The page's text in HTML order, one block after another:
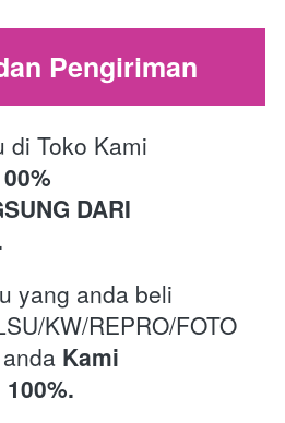
Pengiriman
DARI
yang anda beli
KW/REPRO/FOTO
Kami